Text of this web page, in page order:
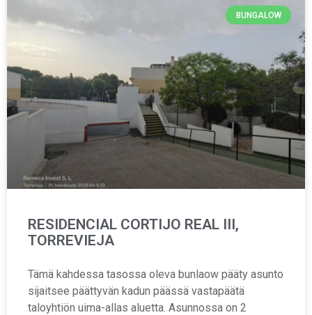
BUNGALOW
RESIDENCIAL CORTIJO REAL III,
TORREVIEJA
Tämä kahdessa tasossa oleva bunlaow pääty asunto
sijaitsee päättyvän kadun päässä vastapäätä
taloyhtiön uima-allas aluetta. Asunnossa on 2